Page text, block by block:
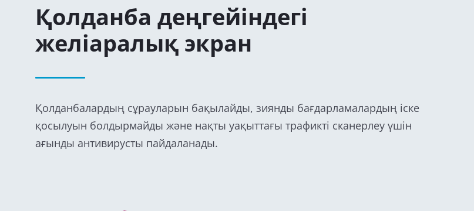
Қолданба деңгейіндегі
желіаралық экран
Қолданбалардың сұрауларын бақылайды, зиянды бағдарламалардың іске
қосылуын болдырмайды және нақты уақыттағы трафикті сканерлеу үшін
ағынды антивирусты пайдаланады.